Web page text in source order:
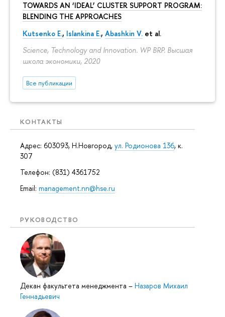
TOWARDS AN ‘IDEAL’ CLUSTER SUPPORT PROGRAM:
BLENDING THE APPROACHES
Kutsenko E., Islankina E., Abashkin V. et al.
Science, Technology and Innovation. WP BRP. Высшая
школа экономики, 2020
Все публикации
КОНТАКТЫ
Адрес: 603093, Н.Новгород, ул. Родионова 136, к.
307
Телефон: (831) 4361752
Email: management.nn@hse.ru
РУКОВОДСТВО
Декан факультета менеджмента – Назаров Михаил
Геннадьевич